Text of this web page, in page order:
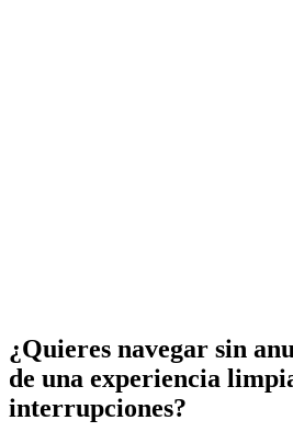
¿Quieres navegar sin
de una experiencia
interrupciones?